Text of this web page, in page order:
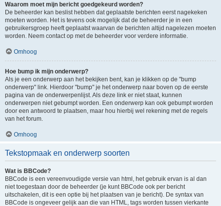
Waarom moet mijn bericht goedgekeurd worden?
De beheerder kan beslist hebben dat geplaatste berichten eerst nagekeken
moeten worden. Het is tevens ook mogelijk dat de beheerder je in een
gebruikersgroep heeft geplaatst waarvan de berichten altijd nagelezen moeten
worden. Neem contact op met de beheerder voor verdere informatie.
Omhoog
Hoe bump ik mijn onderwerp?
Als je een onderwerp aan het bekijken bent, kan je klikken op de "bump
onderwerp" link. Hierdoor "bump" je het onderwerp naar boven op de eerste
pagina van de onderwerpenlijst. Als deze link er niet staat, kunnen
onderwerpen niet gebumpt worden. Een onderwerp kan ook gebumpt worden
door een antwoord te plaatsen, maar hou hierbij wel rekening met de regels
van het forum.
Omhoog
Tekstopmaak en onderwerp soorten
Wat is BBCode?
BBCode is een vereenvoudigde versie van html, het gebruik ervan is al dan
niet toegestaan door de beheerder (je kunt BBCode ook per bericht
uitschakelen, dit is een optie bij het plaatsen van je bericht). De syntax van
BBCode is ongeveer gelijk aan die van HTML, tags worden tussen vierkante